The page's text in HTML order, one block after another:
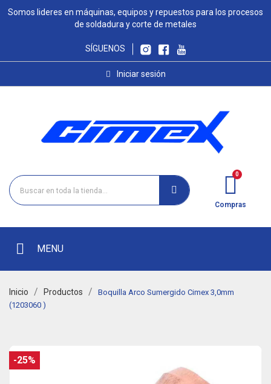
Somos lideres en máquinas, equipos y repuestos para los procesos
de soldadura y corte de metales
SÍGUENOS
Iniciar sesión
Compras
MENU
Inicio Productos
Boquilla Arco Sumergido Cimex 3,0mm
(1203060 )
-25%